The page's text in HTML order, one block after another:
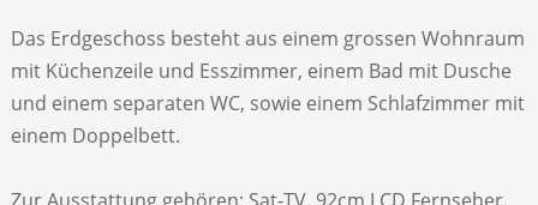
Das Erdgeschoss besteht aus einem grossen Wohnraum
mit Küchenzeile und Esszimmer, einem Bad mit Dusche
und einem separaten WC, sowie einem Schlafzimmer mit
einem Doppelbett.